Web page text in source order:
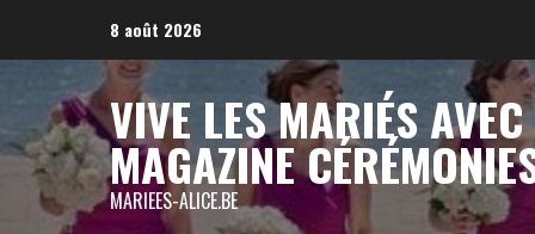
8 août 2026
VIVE LES MARIÉS
MAGAZINE
MARIEES-ALICE.BE